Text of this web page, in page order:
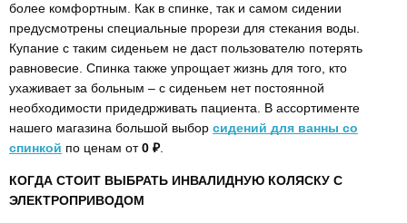
более комфортным. Как в спинке, так и самом сидении
предусмотрены специальные прорези для стекания воды.
Купание с таким сиденьем не даст пользователю потерять
равновесие. Спинка также упрощает жизнь для того, кто
ухаживает за больным – с сиденьем нет постоянной
необходимости придедрживать пациента. В ассортименте
нашего магазина большой выбор сидений для ванны со
спинкой по ценам от0 ₽.
КОГДА СТОИТ ВЫБРАТЬ ИНВАЛИДНУЮ КОЛЯСКУ С
ЭЛЕКТРОПРИВОДОМ